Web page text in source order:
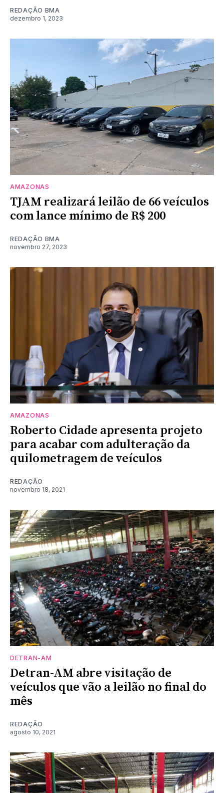
REDAÇÃO BMA
dezembro 1, 2023
AMAZONAS
TJAM realizará leilão de 66 veículos
com lance mínimo de R$ 200
REDAÇÃO BMA
novembro 27, 2023
AMAZONAS
Roberto Cidade apresenta projeto
para acabar com adulteração da
quilometragem de veículos
REDAÇÃO
novembro 18, 2021
DETRAN-AM
Detran-AM abre visitação de
veículos que vão a leilão no final do
mês
REDAÇÃO
agosto 10, 2021